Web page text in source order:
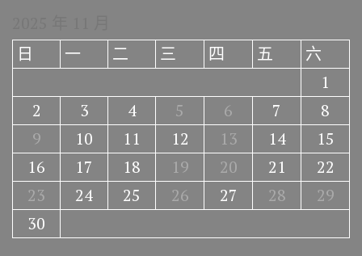
日
一 二 三 四 五
六
1
2
3 4 5 6 7
8
9
10 11 12 13 14
15
16
17 18 19 20 21
22
23
24 25 26 27 28
29
30